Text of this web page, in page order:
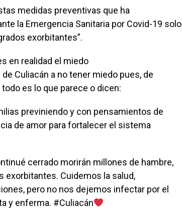
medidas preventivas que ha
la Emergencia Sanitaria por Covid-19 solo
exorbitantes”.
en realidad el miedo
Culiacán a no tener miedo pues, de
es lo que parece o dicen:
previniendo y con pensamientos de
de amor para fortalecer el sistema
cerrado morirán millones de hambre,
exorbitantes. Cuidemos la salud,
pero no nos dejemos infectar por el
y enferma. #Culiacán